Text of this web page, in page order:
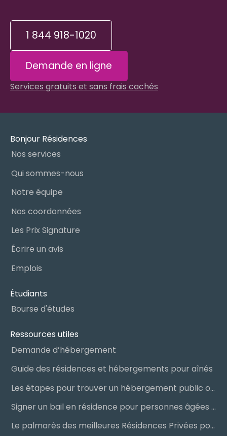
1 844 918-1020
Demande en ligne
Services gratuits et sans frais cachés
Bonjour Résidences
Nos services
Qui sommes-nous
Notre équipe
Nos coordonnées
Les Prix Signature
Écrire un avis
Emplois
Étudiants
Bourse d'études
Ressources utiles
Demande d’hébergement
Guide des résidences et hébergements pour aînés
Les étapes pour trouver un hébergement public ou privé
Signer un bail en résidence pour personnes âgées (RPA) : ce qu’il faut savoir
Le palmarès des meilleures Résidences Privées pour Aînés (RPA)